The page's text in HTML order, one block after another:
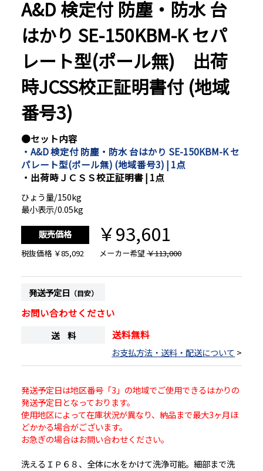
A&D 検定付 防塵・防水 台
はかり SE-150KBM-K セパ
レート型(ポール無) 出荷
時JCSS校正証明書付 (地域
番号3)
●セット内容
・A&D 検定付 防塵・防水 台はかり SE-150KBM-K セ
パレート型(ポール無) (地域番号3) | 1点
・出荷時ＪＣＳＳ校正証明書 | 1点
ひょう量/150kg
最小表示/0.05kg
販売価格 ￥93,601
税抜価格 ￥85,092 メーカー希望￥113,000
発送予定日 （目安）
お問い合わせください
送 料 送料無料
お支払方法・送料・配送について >
発送予定日は地区番号「3」の地域でご使用できるはかりの
発送予定日となっております。
使用地区によって在庫状況が異なり、納品まで最大3ヶ月ほ
どかかる場合がございます。
お急ぎの場合はお問い合わせください。
洗えるＩＰ６８、全体に水をかけて洗浄可能。細部まで洗